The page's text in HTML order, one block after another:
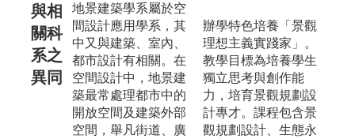
與相
關科
系之
異同
地景建築學系屬於空
間設計應用學系，其
中又與建築、室內、
都市設計有相關。在
空間設計中，地景建
築最常處理都市中的
開放空間及建築外部
空間，舉凡街道、廣
辦學特色培養「景觀
理想主義實踐家」。
教學目標為培養學生
獨立思考與創作能
力，培育景觀規劃設
計專才。課程包含景
觀規劃設計、生態永